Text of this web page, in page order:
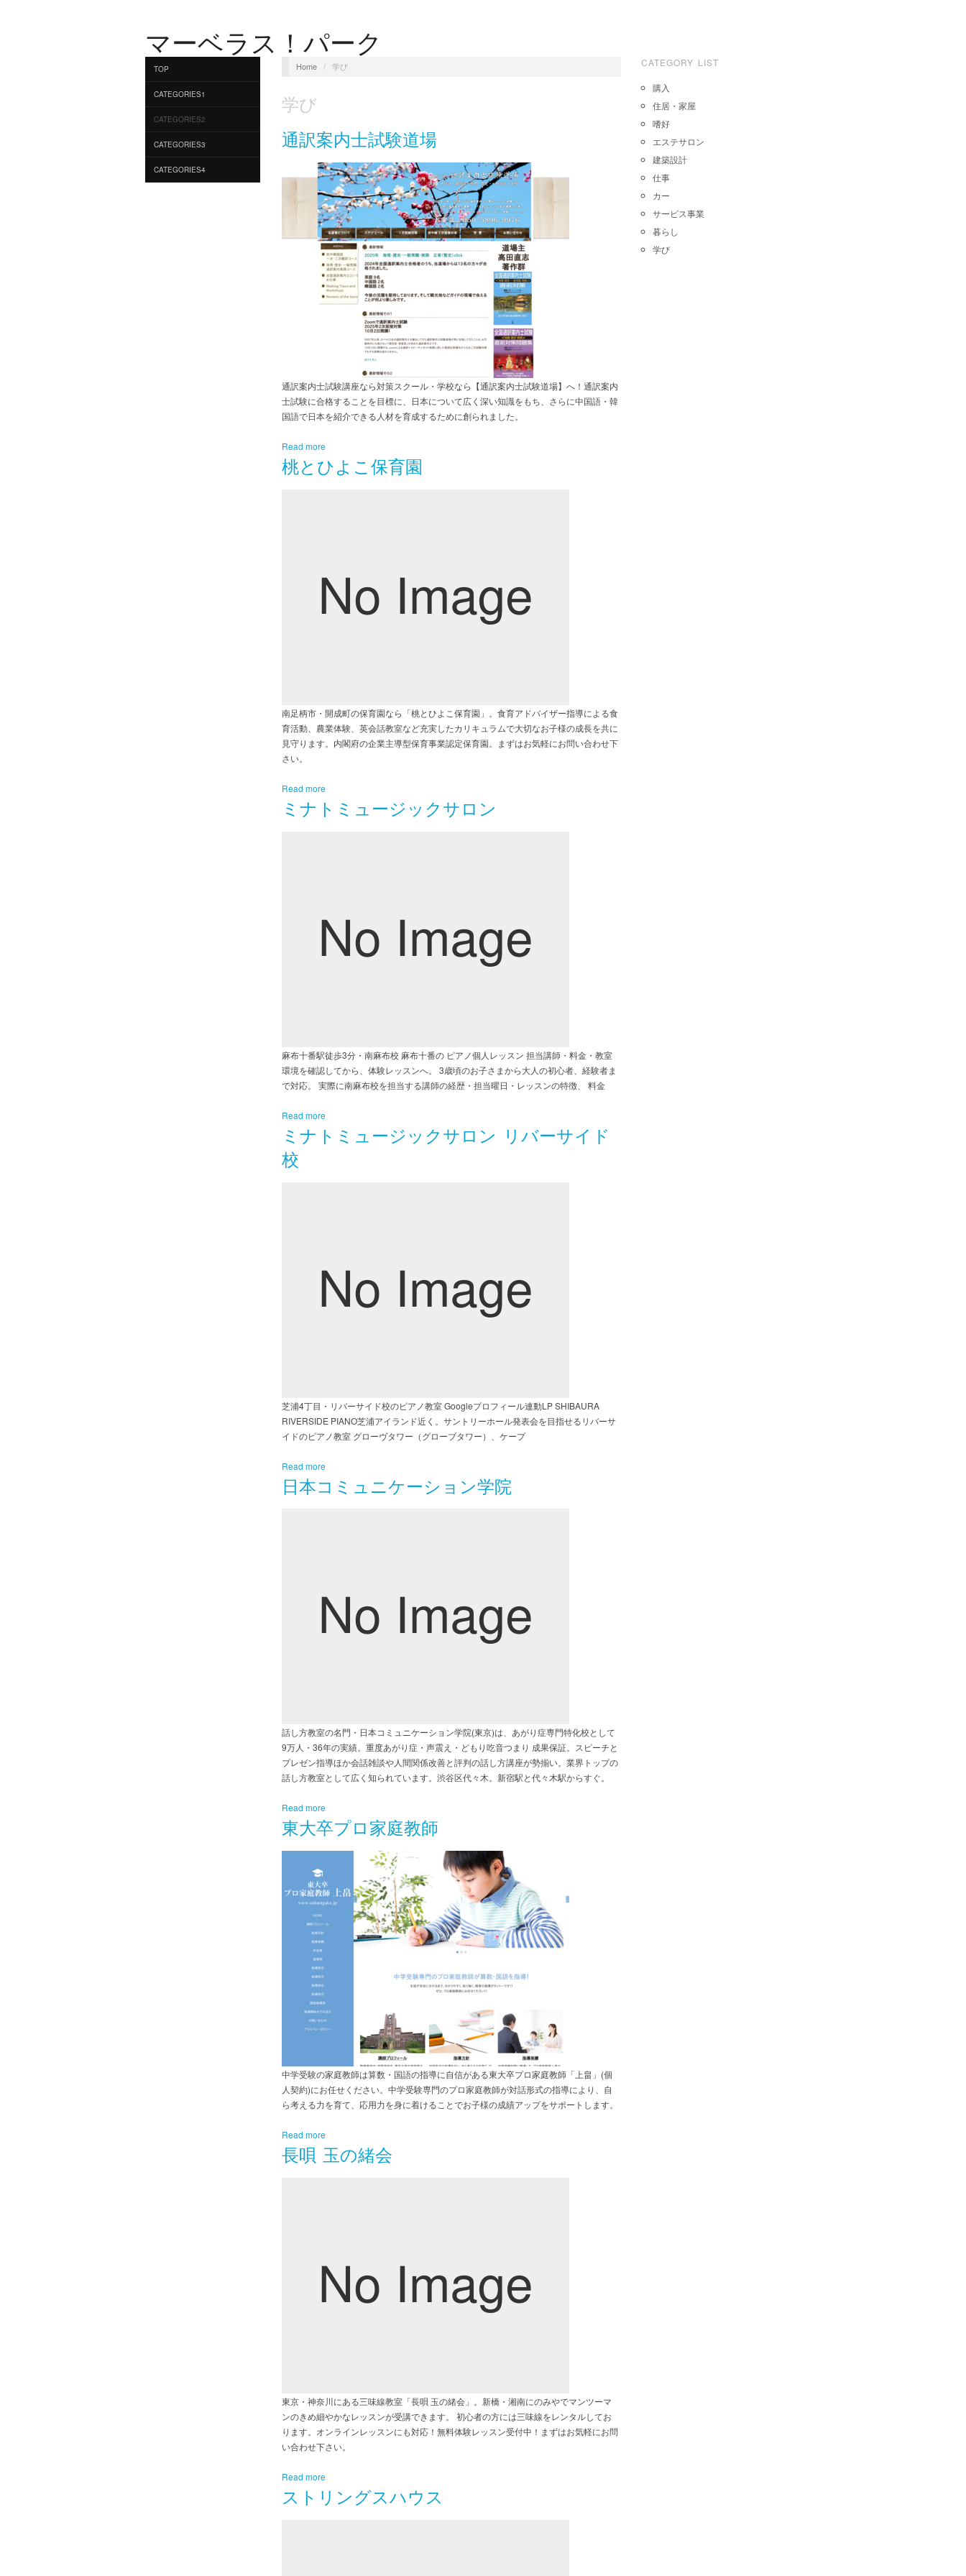
マーベラス！パーク
TOP
CATEGORIES1
CATEGORIES2
CATEGORIES3
CATEGORIES4
Home / 学び
学び
通訳案内士試験道場
通訳案内士試験講座なら対策スクール・学校なら【通訳案内士試験道場】へ！通訳案内
士試験に合格することを目標に、日本について広く深い知識をもち、さらに中国語・韓
国語で日本を紹介できる人材を育成するために創られました。
Read more
桃とひよこ保育園
南足柄市・開成町の保育園なら「桃とひよこ保育園」。食育アドバイザー指導による食
育活動、農業体験、英会話教室など充実したカリキュラムで大切なお子様の成長を共に
見守ります。内閣府の企業主導型保育事業認定保育園。まずはお気軽にお問い合わせ下
さい。
Read more
ミナトミュージックサロン
麻布十番駅徒歩3分・南麻布校 麻布十番の ピアノ個人レッスン 担当講師・料金・教室
環境を確認してから、体験レッスンへ。 3歳頃のお子さまから大人の初心者、経験者ま
で対応。 実際に南麻布校を担当する講師の経歴・担当曜日・レッスンの特徴、 料金
Read more
ミナトミュージックサロン リバーサイド
校
芝浦4丁目・リバーサイド校のピアノ教室 Googleプロフィール連動LP SHIBAURA
RIVERSIDE PIANO芝浦アイランド近く。サントリーホール発表会を目指せるリバーサ
イドのピアノ教室 グローヴタワー（グローブタワー）、ケープ
Read more
日本コミュニケーション学院
話し方教室の名門・日本コミュニケーション学院(東京)は、あがり症専門特化校として
9万人・36年の実績。重度あがり症・声震え・どもり吃音つまり 成果保証。スピーチと
プレゼン指導ほか会話雑談や人間関係改善と評判の話し方講座が勢揃い。業界トップの
話し方教室として広く知られています。渋谷区代々木。新宿駅と代々木駅からすぐ。
Read more
東大卒プロ家庭教師
中学受験の家庭教師は算数・国語の指導に自信がある東大卒プロ家庭教師「上畠」(個
人契約)にお任せください。中学受験専門のプロ家庭教師が対話形式の指導により、自
ら考える力を育て、応用力を身に着けることでお子様の成績アップをサポートします。
Read more
長唄 玉の緒会
東京・神奈川にある三味線教室「長唄 玉の緒会」。新橋・湘南にのみやでマンツーマ
ンのきめ細やかなレッスンが受講できます。 初心者の方には三味線をレンタルしてお
ります。オンラインレッスンにも対応！無料体験レッスン受付中！まずはお気軽にお問
い合わせ下さい。
Read more
ストリングスハウス
CATEGORY LIST
購入
住居・家屋
嗜好
エステサロン
建築設計
仕事
カー
サービス事業
暮らし
学び